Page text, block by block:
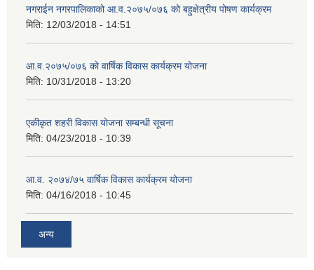
नगराईन नगरपालिकाको आ.व.२०७५/०७६ को बहुक्षेत्रीय पोषण कार्यक्रम
मिति: 12/03/2018 - 14:51
आ.व.२०७५/०७६ को वार्षिक विकास कार्यक्रम योजना
मिति: 10/31/2018 - 13:20
एकीकृत शहरी विकास योजना सम्बन्धी सूचना
मिति: 04/23/2018 - 10:39
आ.व. २०७४/७५ वार्षिक विकास कार्यक्रम योजना
मिति: 04/16/2018 - 10:45
अन्य